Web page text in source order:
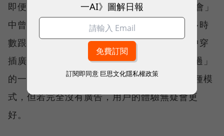
即便Google台灣在10月「Brandcast年度盛會」
中曾表示，台灣用戶在YouTube在觀看廣告多時
數跟次數都有成長，而YouTube如今在影片中穿
插廣告的方式，也從「長廣告觀看5秒後可跳過」
的一種模式，再新增「6秒廣告不可跳過」兩種模
式，但若完全沒有廣告，用戶的體驗無疑會更
好。
一AI》圖解日報
訂閱即同意 巨思文化隱私權政策